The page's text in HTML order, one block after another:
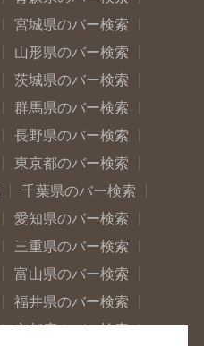
宮城県のバー検索
山形県のバー検索
茨城県のバー検索
群馬県のバー検索
長野県のバー検索
東京都のバー検索
千葉県のバー検索
愛知県のバー検索
三重県のバー検索
富山県のバー検索
福井県のバー検索
京都府のバー検索